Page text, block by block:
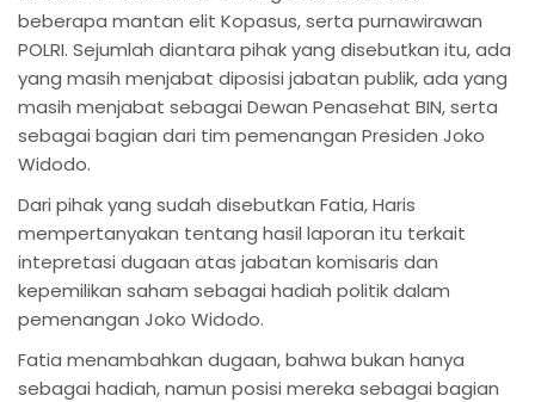
beberapa mantan elit Kopasus, serta purnawirawan
POLRI. Sejumlah diantara pihak yang disebutkan itu, ada
yang masih menjabat diposisi jabatan publik, ada yang
masih menjabat sebagai Dewan Penasehat BIN, serta
sebagai bagian dari tim pemenangan Presiden Joko
Widodo.
Dari pihak yang sudah disebutkan Fatia, Haris
mempertanyakan tentang hasil laporan itu terkait
intepretasi dugaan atas jabatan komisaris dan
kepemilikan saham sebagai hadiah politik dalam
pemenangan Joko Widodo.
Fatia menambahkan dugaan, bahwa bukan hanya
sebagai hadiah, namun posisi mereka sebagai bagian